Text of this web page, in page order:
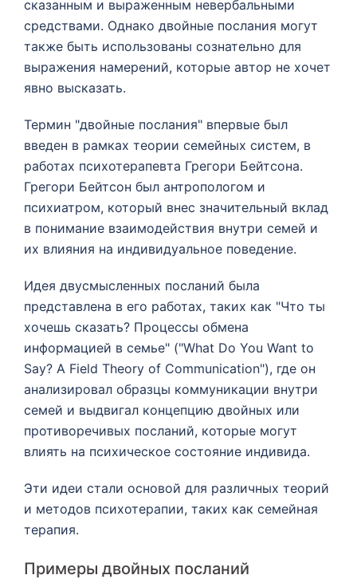
сказанным и выраженным невербальными
средствами. Однако двойные послания могут
также быть использованы сознательно для
выражения намерений, которые автор не хочет
явно высказать.
Термин "двойные послания" впервые был
введен в рамках теории семейных систем, в
работах психотерапевта Грегори Бейтсона.
Грегори Бейтсон был антропологом и
психиатром, который внес значительный вклад
в понимание взаимодействия внутри семей и
их влияния на индивидуальное поведение.
Идея двусмысленных посланий была
представлена в его работах, таких как "Что ты
хочешь сказать? Процессы обмена
информацией в семье" ("What Do You Want to
Say? A Field Theory of Communication"), где он
анализировал образцы коммуникации внутри
семей и выдвигал концепцию двойных или
противоречивых посланий, которые могут
влиять на психическое состояние индивида.
Эти идеи стали основой для различных теорий
и методов психотерапии, таких как семейная
терапия.
Примеры двойных посланий